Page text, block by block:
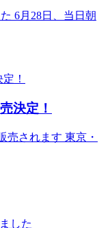
6月28日、当日朝
決定！
売されます 東京・